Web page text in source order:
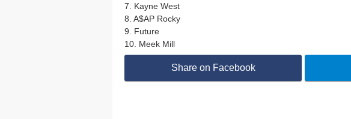
7. Kayne West
8. A$AP Rocky
9. Future
10. Meek Mill
Share on Facebook